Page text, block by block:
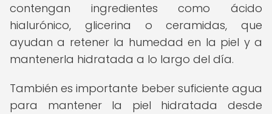
contengan ingredientes como ácido
hialurónico, glicerina o ceramidas, que
ayudan a retener la humedad en la piel y a
mantenerla hidratada a lo largo del día.
También es importante beber suficiente agua
para mantener la piel hidratada desde